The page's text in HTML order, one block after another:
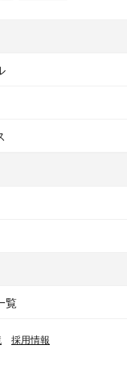
覧
採用情報